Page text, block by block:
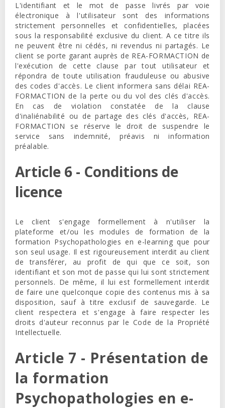
L'identifiant et le mot de passe livrés par voie
électronique à l'utilisateur sont des informations
strictement personnelles et confidentielles, placées
sous la responsabilité exclusive du client. A ce titre ils
ne peuvent être ni cédés, ni revendus ni partagés. Le
client se porte garant auprès de REA-FORMACTION de
l'exécution de cette clause par tout utilisateur et
répondra de toute utilisation frauduleuse ou abusive
des codes d'accès. Le client informera sans délai REA-
FORMACTION de la perte ou du vol des clés d'accès.
En cas de violation constatée de la clause
d'inaliénabilité ou de partage des clés d'accès, REA-
FORMACTION
se réserve le droit de suspendre le
service sans indemnité, préavis ni information
préalable.
Article 6 - Conditions de
licence
Le client s'engage formellement à n'utiliser la
plateforme et/ou les modules de formation de la
formation Psychopathologies en e-learning que pour
son seul usage. Il est rigoureusement interdit au client
de transférer, au profit de qui que ce soit, son
identifiant et son mot de passe qui lui sont strictement
personnels. De même, il lui est formellement interdit
de faire une quelconque copie des contenus mis à sa
disposition, sauf à titre exclusif de sauvegarde. Le
client respectera et s'engage à faire respecter les
droits d'auteur reconnus par le Code de la Propriété
Intellectuelle.
Article 7 - Présentation de
la formation
Psychopathologies en e-